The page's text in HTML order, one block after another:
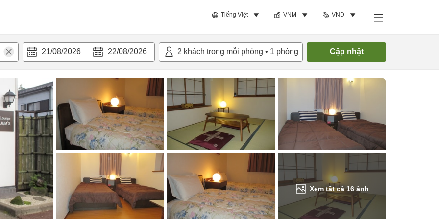
Tiếng Việt VNM VND
21/08/2026 22/08/2026 2 khách trong mỗi phòng • 1 phòng Cập nhật
Xem tất cả16ảnh
nghi Tìm phòng trống